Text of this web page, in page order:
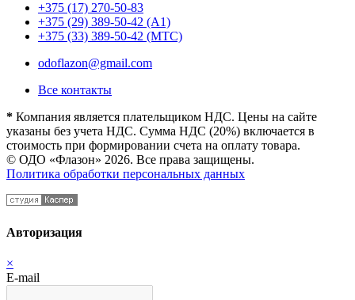
+375 (17) 270-50-83
+375 (29) 389-50-42 (А1)
+375 (33) 389-50-42 (МТС)
odoflazon@gmail.com
Все контакты
* Компания является плательщиком НДС. Цены на сайте
указаны без учета НДС. Сумма НДС (20%) включается в
стоимость при формировании счета на оплату товара.
© ОДО «Флазон» 2026. Все права защищены.
Политика обработки персональных данных
Авторизация
×
E-mail